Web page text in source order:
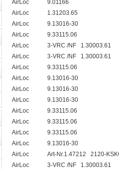
AirLoc
9.01166
AirLoc
1.31203.65
AirLoc
9.13016-30
AirLoc
9.33115.06
AirLoc
3-VRC /NF
1.30003.61
AirLoc
3-VRC /NF
1.30003.61
AirLoc
9.33115.06
AirLoc
9.13016-30
AirLoc
9.13016-30
AirLoc
9.13016-30
AirLoc
9.33115.06
AirLoc
9.33115.06
AirLoc
9.33115.06
AirLoc
9.13016-30
AirLoc
Art-Nr.1.47212
2120-
AirLoc
3-VRC /NF
1.30003.61